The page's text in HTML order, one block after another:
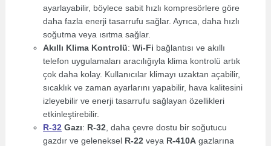
ayarlayabilir, böylece sabit hızlı kompresörlere göre
daha fazla enerji tasarrufu sağlar. Ayrıca, daha hızlı
soğutma veya ısıtma sağlar.
Akıllı Klima Kontrolü:Wi-Fi bağlantısı ve akıllı
telefon uygulamaları aracılığıyla klima kontrolü artık
çok daha kolay. Kullanıcılar klimayı uzaktan açabilir,
sıcaklık ve zaman ayarlarını yapabilir, hava kalitesini
izleyebilir ve enerji tasarrufu sağlayan özellikleri
etkinleştirebilir.
R-32 Gazı: R-32 , daha çevre dostu bir soğutucu
gazdır ve geleneksel R-22 veya R-410A gazlarına